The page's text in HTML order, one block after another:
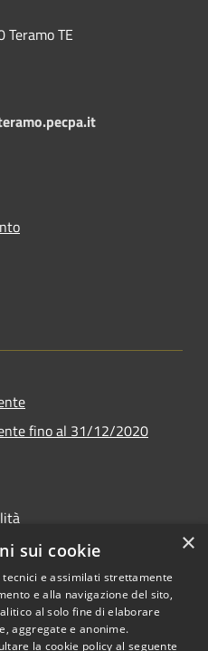
Teramo TE
fino al 31/12/2020
Copyright © 2026 • Comune di
Teramo • Powered by
×
sui cookie
e assimilati strettamente
e alla navigazione del sito,
al solo fine di elaborare
aggregate e anonime.
la cookie policy al seguente